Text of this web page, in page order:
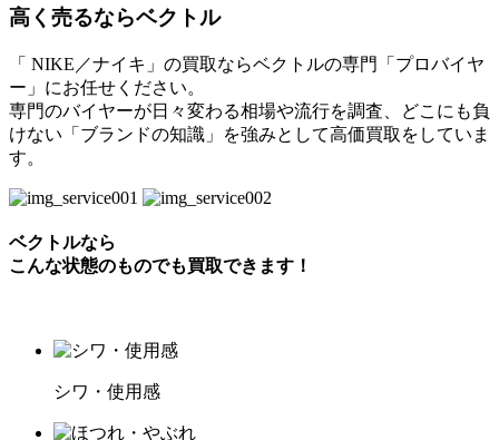
高く売るならベクトル
「 NIKE／ナイキ」の買取ならベクトルの専門「プロバイヤ
ー」にお任せください。
専門のバイヤーが日々変わる相場や流行を調査、どこにも負
けない「ブランドの知識」を強みとして高価買取をしていま
す。
ベクトルなら
こんな状態のものでも買取できます！
シワ・使用感